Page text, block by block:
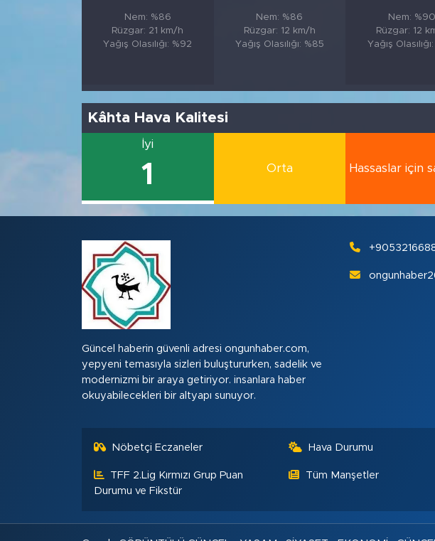
Nem: %86
Rüzgar: 21 km/h
Yağış Olasılığı: %92
Nem: %86
Rüzgar: 12 km/h
Yağış Olasılığı: %85
Nem: %90
Rüzgar: 12
Yağış
Kâhta Hava Kalitesi
İyi
1 Orta Hassaslar için
Güncel haberin güvenli adresi ongunhaber.com,
yepyeni temasıyla sizleri buluştururken, sadelik ve
modernizmi bir araya getiriyor. insanlara haber
okuyabilecekleri bir altyapı sunuyor.
Nöbetçi Eczaneler Hava Durumu
TFF 2.Lig Kırmızı Grup Puan
Durumu ve Fikstür
Tüm Manşetler